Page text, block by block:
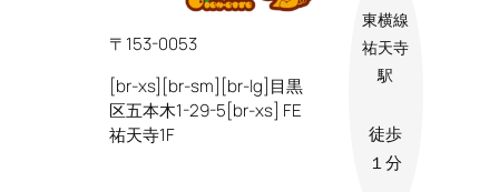
〒153-0053
[br-xs][br-sm][br-lg]目黒
区五本木1-29-5[br-xs] FE
祐天寺1F
東横線
祐天寺
駅
徒歩
１分